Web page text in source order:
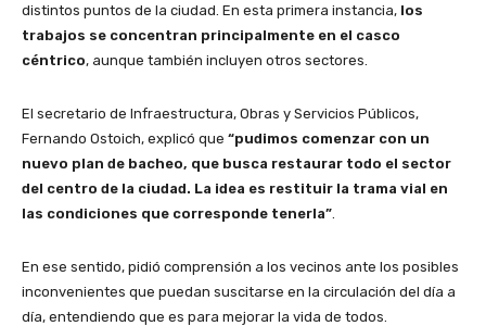
distintos puntos de la ciudad. En esta primera instancia, los
trabajos se concentran principalmente en el casco
céntrico, aunque también incluyen otros sectores.
El secretario de Infraestructura, Obras y Servicios Públicos,
Fernando Ostoich, explicó que “pudimos comenzar con un
nuevo plan de bacheo, que busca restaurar todo el sector
del centro de la ciudad. La idea es restituir la trama vial en
las condiciones que corresponde tenerla”
En ese sentido, pidió comprensión a los vecinos ante los posibles
inconvenientes que puedan suscitarse en la circulación del día a
día, entendiendo que es para mejorar la vida de todos.